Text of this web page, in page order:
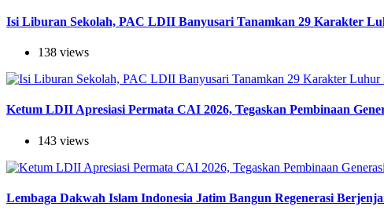
Isi Liburan Sekolah, PAC LDII Banyusari Tanamkan 29 Karakter
138 views
Ketum LDII Apresiasi Permata CAI 2026, Tegaskan Pembinaan
143 views
Lembaga Dakwah Islam Indonesia Jatim Bangun Regenerasi